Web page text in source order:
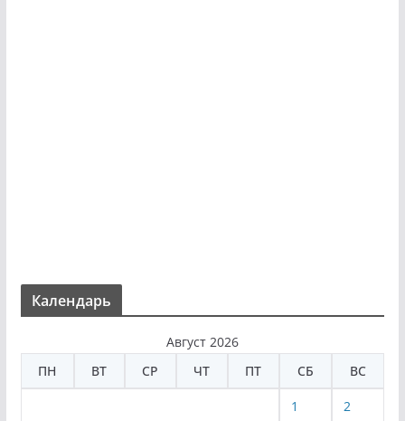
Календарь
Август 2026
ПН
ВТ СР ЧТ ПТ СБ ВС
1 2